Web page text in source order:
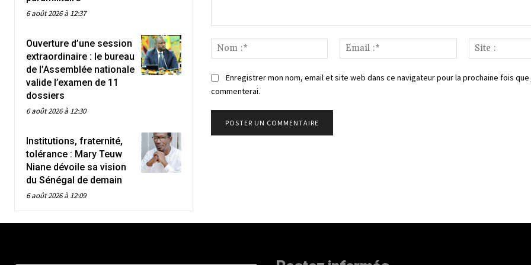
6 août 2026 à 12:37
Ouverture d’une session
extraordinaire : le bureau
de l’Assemblée nationale
valide l’examen de 11
dossiers
6 août 2026 à 12:30
Institutions, fraternité,
tolérance : Mary Teuw
Niane dévoile sa vision
du Sénégal de demain
6 août 2026 à 12:09
Nom
:*
Email
:*
Enregistrer mon nom, email et site web dans ce navigateur pour la prochaine fois que
commenterai.